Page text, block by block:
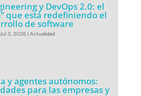
y DevOps 2.0: el
que está redefiniendo el
de software
Jul 3, 2026 |Actualidad
y agentes autónomos:
para las empresas y